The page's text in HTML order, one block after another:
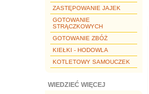
ZASTĘPOWANIE JAJEK
GOTOWANIE
STRĄCZKOWYCH
GOTOWANIE ZBÓŻ
KIEŁKI - HODOWLA
KOTLETOWY SAMOUCZEK
WIEDZIEĆ WIĘCEJ